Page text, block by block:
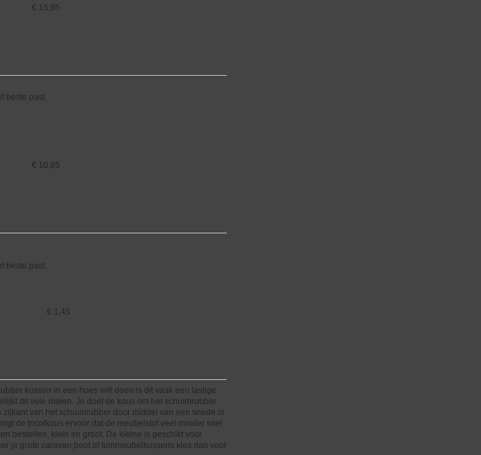
€ 15,95
beste past.
€ 10,95
beste past.
€ 1,45
kussen in een hoes wilt doen is dit vaak een lastige
dit vele malen. Je doet de kous om het schuimrubber
van het schuimrubber door middel van een snede in
de tricotkous ervoor dat de meubelstof veel minder snel
bestellen, klein en groot. De kleine is geschikt voor
je grote caravan,boot of tuinmeubelkussens kies dan voor